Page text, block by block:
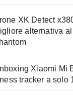
XK Detect
alternativa al
Xiaomi Mi
tracker a solo